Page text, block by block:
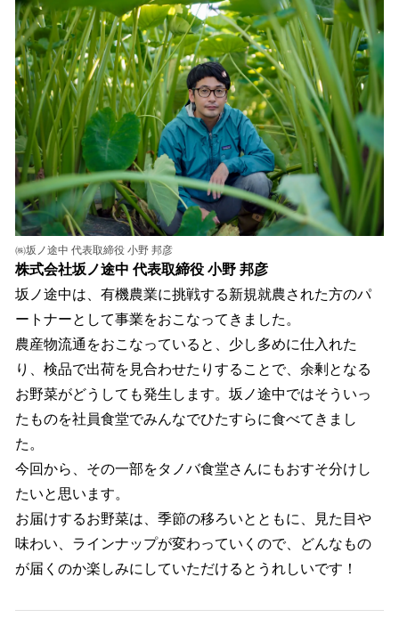
㈱坂ノ途中 代表取締役 小野 邦彦
株式会社坂ノ途中 代表取締役 小野 邦彦
坂ノ途中は、有機農業に挑戦する新規就農された方のパ
ートナーとして事業をおこなってきました。
農産物流通をおこなっていると、少し多めに仕入れた
り、検品で出荷を見合わせたりすることで、余剰となる
お野菜がどうしても発生します。坂ノ途中ではそういっ
たものを社員食堂でみんなでひたすらに食べてきまし
た。
今回から、その一部をタノバ食堂さんにもおすそ分けし
たいと思います。
お届けするお野菜は、季節の移ろいとともに、見た目や
味わい、ラインナップが変わっていくので、どんなもの
が届くのか楽しみにしていただけるとうれしいです！